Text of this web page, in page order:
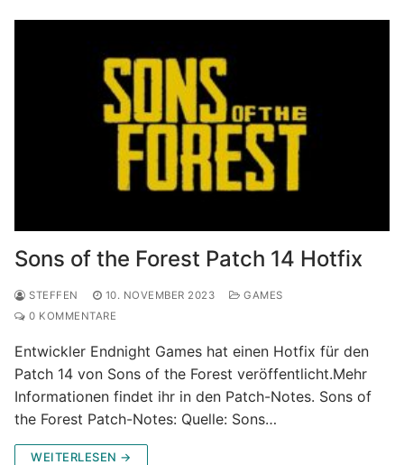
Sons of the Forest Patch 14 Hotfix
STEFFEN 10. NOVEMBER 2023
GAMES
0 KOMMENTARE
Entwickler Endnight Games hat einen Hotfix für den
Patch 14 von Sons of the Forest veröffentlicht.Mehr
Informationen findet ihr in den Patch-Notes. Sons of
the Forest Patch-Notes: Quelle: Sons…
WEITERLESEN →